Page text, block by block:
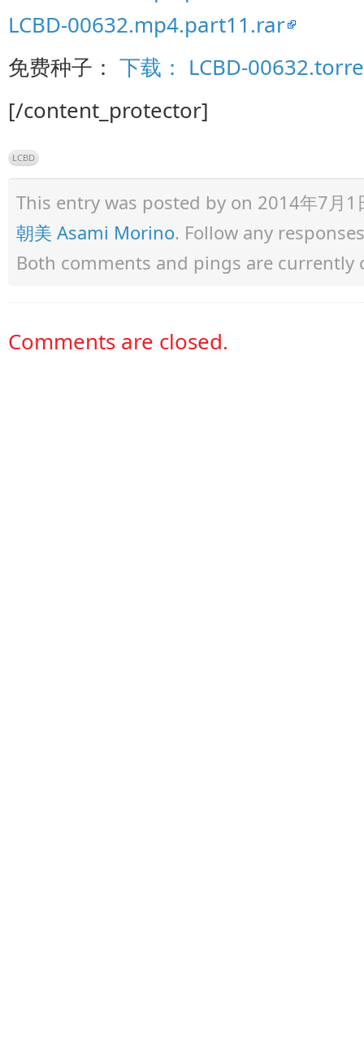
LCBD-00632.mp4.part11.rar
免费种子： 下载： LCBD-
[/content_protector]
LCBD
This entry was posted by on 2014年7月
朝美 Asami Morino. Follow any
Both comments and pings are currently
Comments are closed.